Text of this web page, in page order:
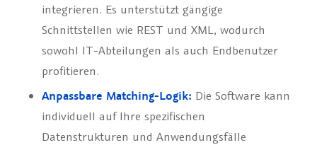
integrieren. Es unterstützt gängige
Schnittstellen wie REST und XML, wodurch
sowohl IT-Abteilungen als auch Endbenutzer
profitieren.
Anpassbare Matching-Logik: Die Software kann
individuell auf Ihre spezifischen
Datenstrukturen und Anwendungsfälle